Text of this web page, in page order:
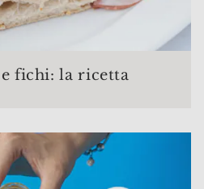
fichi: la ricetta